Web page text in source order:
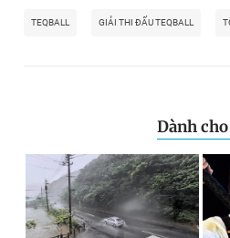
TEQBALL GIẢI THI ĐẤU TEQBALL